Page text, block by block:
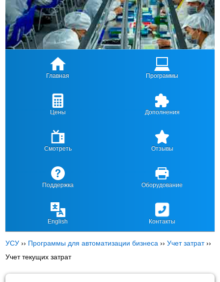
Главная Программы
Цены Дополнения
Смотреть Отзывы
Поддержка Оборудование
English Контакты
УСУ ›› Программы для автоматизации бизнеса ››Учет затрат››
Учет текущих затрат